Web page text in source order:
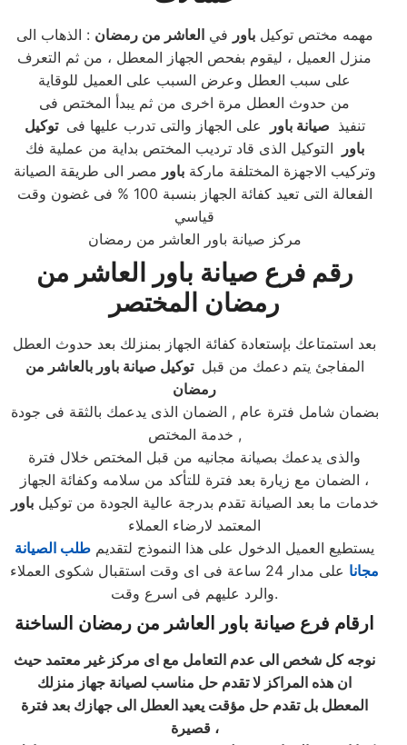
مهمه مختص توكيلباور فيالعاشر من رمضان : الذهاب الى
منزل العميل ، ليقوم بفحص الجهاز المعطل ، من ثم التعرف
على سبب العطل وعرض السبب على العميل للوقاية
من حدوث العطل مرة اخرى من ثم يبدأ المختص فى
تنفيذ صيانة باور على الجهاز والتى تدرب عليها فى توكيل
باور
التوكيل الذى قاد ترديب المختص بداية من عملية فك
وتركيب الاجهزة المختلفة ماركةباور مصر الى طريقة الصيانة
الفعالة التى تعيد كفائة الجهاز بنسبة 100 % فى غضون وقت
قياسي
مركز صيانة باور العاشر من رمضان
رقم فرع صيانة باور العاشر من
رمضان المختصر
بعد استمتاعك بإستعادة كفائة الجهاز بمنزلك بعد حدوث العطل
المفاجئ يتم دعمك من قبل توكيل صيانة باور بالعاشر من
رمضان
بضمان شامل فترة عام , الضمان الذى يدعمك بالثقة فى جودة
خدمة المختص ,
والذى يدعمك بصيانة مجانيه من قبل المختص خلال فترة
الضمان مع زيارة بعد فترة للتأكد من سلامه وكفائة الجهاز ،
خدمات ما بعد الصيانة تقدم بدرجة عالية الجودة من توكيلباور
المعتمد لارضاء العملاء
يستطيع العميل الدخول على هذا النموذج لتقديم طلب الصيانة
مجانا
على مدار 24 ساعة فى اى وقت استقبال شكوى العملاء
والرد عليهم فى اسرع وقت.
ارقام فرع صيانة باور العاشر من رمضان الساخنة
نوجه كل شخص الى عدم التعامل مع اى مركز غير معتمد حيث
ان هذه المراكز لا تقدم حل مناسب لصيانة جهاز منزلك
المعطل بل تقدم حل مؤقت يعيد العطل الى جهازك بعد فترة
قصيرة ،